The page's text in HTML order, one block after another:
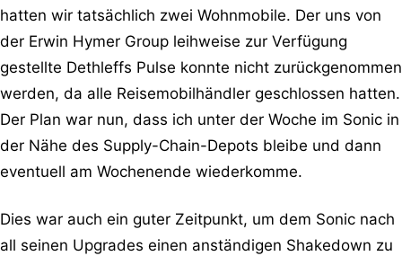
hatten wir tatsächlich zwei Wohnmobile. Der uns von
der Erwin Hymer Group leihweise zur Verfügung
gestellte Dethleffs Pulse konnte nicht zurückgenommen
werden, da alle Reisemobilhändler geschlossen hatten.
Der Plan war nun, dass ich unter der Woche im Sonic in
der Nähe des Supply-Chain-Depots bleibe und dann
eventuell am Wochenende wiederkomme.
Dies war auch ein guter Zeitpunkt, um dem Sonic nach
all seinen Upgrades einen anständigen Shakedown zu